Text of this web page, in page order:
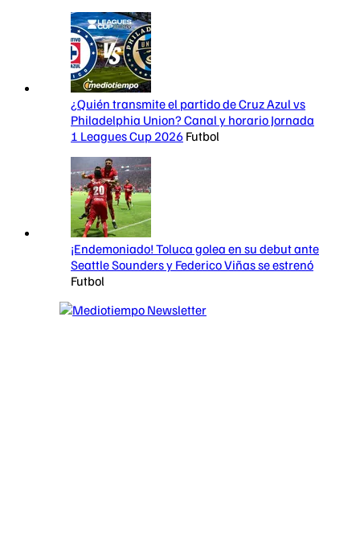
¿Quién transmite el partido de Cruz Azul vs
Philadelphia Union? Canal y horario Jornada
1 Leagues Cup 2026 Futbol
¡Endemoniado! Toluca golea en su debut ante
Seattle Sounders y Federico Viñas se estrenó
Futbol